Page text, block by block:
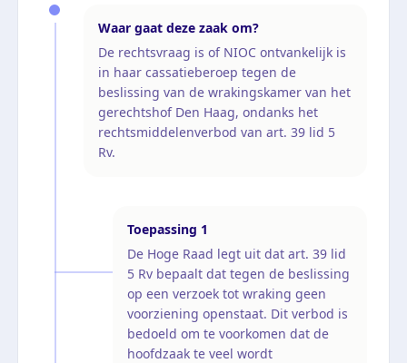
Waar gaat deze zaak om?
De rechtsvraag is of NIOC ontvankelijk is
in haar cassatieberoep tegen de
beslissing van de wrakingskamer van het
gerechtshof Den Haag, ondanks het
rechtsmiddelenverbod van art. 39 lid 5
Rv.
Toepassing 1
De Hoge Raad legt uit dat art. 39 lid
5 Rv bepaalt dat tegen de beslissing
op een verzoek tot wraking geen
voorziening openstaat. Dit verbod is
bedoeld om te voorkomen dat de
hoofdzaak te veel wordt